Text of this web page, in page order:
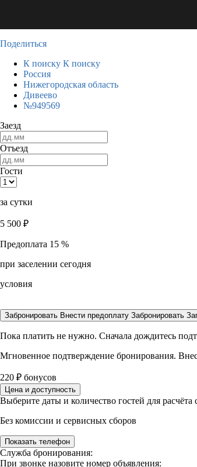
Поделиться
К поиску К поиску
Россия
Нижегородская область
Дивеево
№949569
Заезд
Отъезд
Гости
за сутки
5 500 ₽
Предоплата 15 %
при заселении сегодня
условия
Забронировать Внести предоплату Забронировать
Пока платить не нужно. Сначала дождитесь
Мгновенное подтверждение бронирования.
220 ₽ бонусов
Цена и доступность
Выберите даты и количество гостей для
Без комиссии и сервисных сборов
Показать телефон
Служба бронирования:
При звонке назовите номер объявления: